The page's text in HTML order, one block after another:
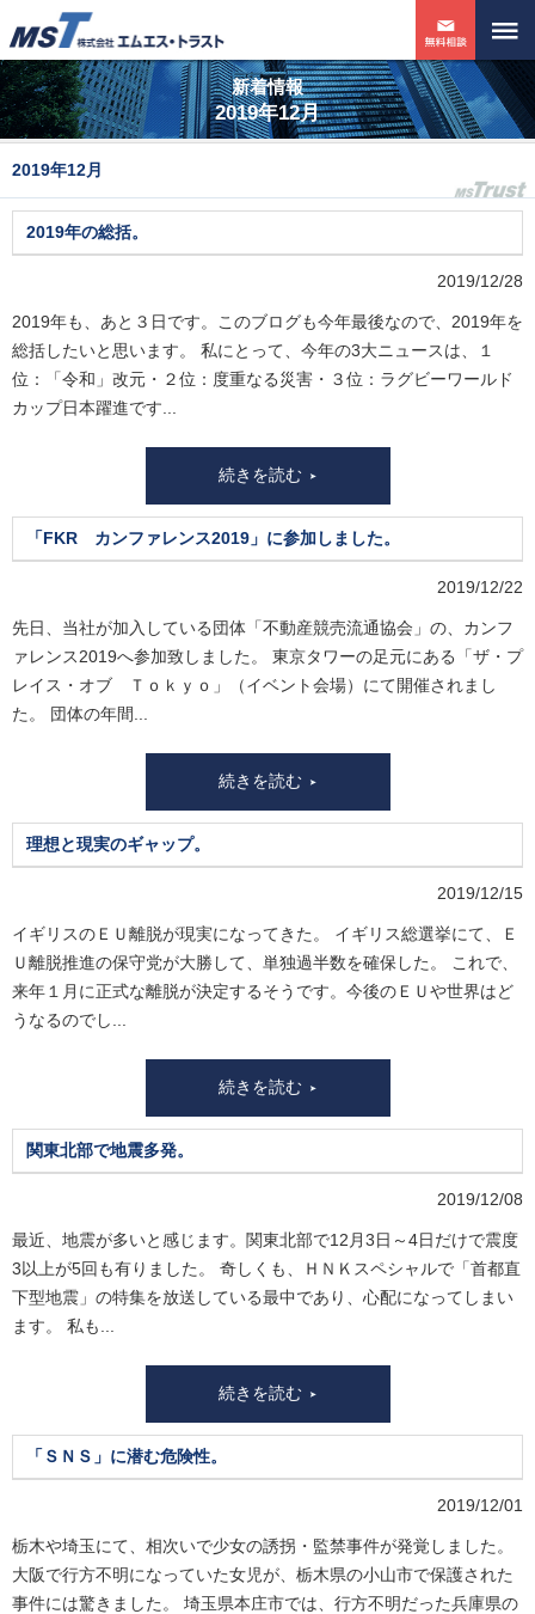
新着情報
2019年12月
2019年12月
2019年の総括。
2019/12/28
2019年も、あと３日です。このブログも今年最後なので、2019年を
総括したいと思います。 私にとって、今年の3大ニュースは、１
位：「令和」改元・２位：度重なる災害・３位：ラグビーワールド
カップ日本躍進です...
続きを読む
「FKR カンファレンス2019」に参加しました。
2019/12/22
先日、当社が加入している団体「不動産競売流通協会」の、カンフ
ァレンス2019へ参加致しました。 東京タワーの足元にある「ザ・プ
レイス・オブ Ｔｏｋｙｏ」（イベント会場）にて開催されまし
た。 団体の年間...
続きを読む
理想と現実のギャップ。
2019/12/15
イギリスのＥＵ離脱が現実になってきた。 イギリス総選挙にて、Ｅ
Ｕ離脱推進の保守党が大勝して、単独過半数を確保した。 これで、
来年１月に正式な離脱が決定するそうです。今後のＥＵや世界はど
うなるのでし...
続きを読む
関東北部で地震多発。
2019/12/08
最近、地震が多いと感じます。関東北部で12月3日～4日だけで震度
3以上が5回も有りました。 奇しくも、ＨＮＫスペシャルで「首都直
下型地震」の特集を放送している最中であり、心配になってしまい
ます。 私も...
続きを読む
「ＳＮＳ」に潜む危険性。
2019/12/01
栃木や埼玉にて、相次いで少女の誘拐・監禁事件が発覚しました。
大阪で行方不明になっていた女児が、栃木県の小山市で保護された
事件には驚きました。 埼玉県本庄市では、行方不明だった兵庫県の